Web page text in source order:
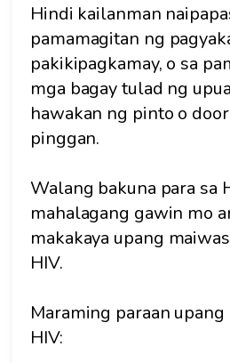
Hindi kailanman
pamamagitan ng
pakikipagkamay, o sa
mga bagay tulad ng
hawakan ng pinto o
pinggan.
Walang bakuna para sa
mahalagang gawin mo
makakaya upang
HIV.
Maraming paraan
HIV: